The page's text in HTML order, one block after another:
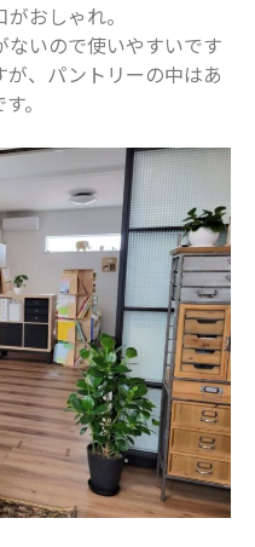
おしゃれ。
ないので使いやすいです
、パントリーの中はあ
。